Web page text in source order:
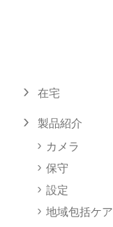
在宅
製品紹介
カメラ
保守
設定
地域包括ケア